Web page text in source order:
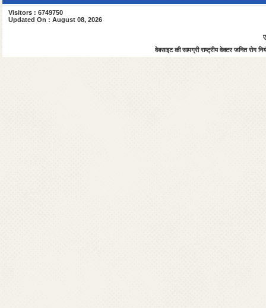
Visitors : 6749750
Updated On : August 08, 2026
वेबसाइट की सामग्री राष्ट्रीय वेक्टर जनित रोग